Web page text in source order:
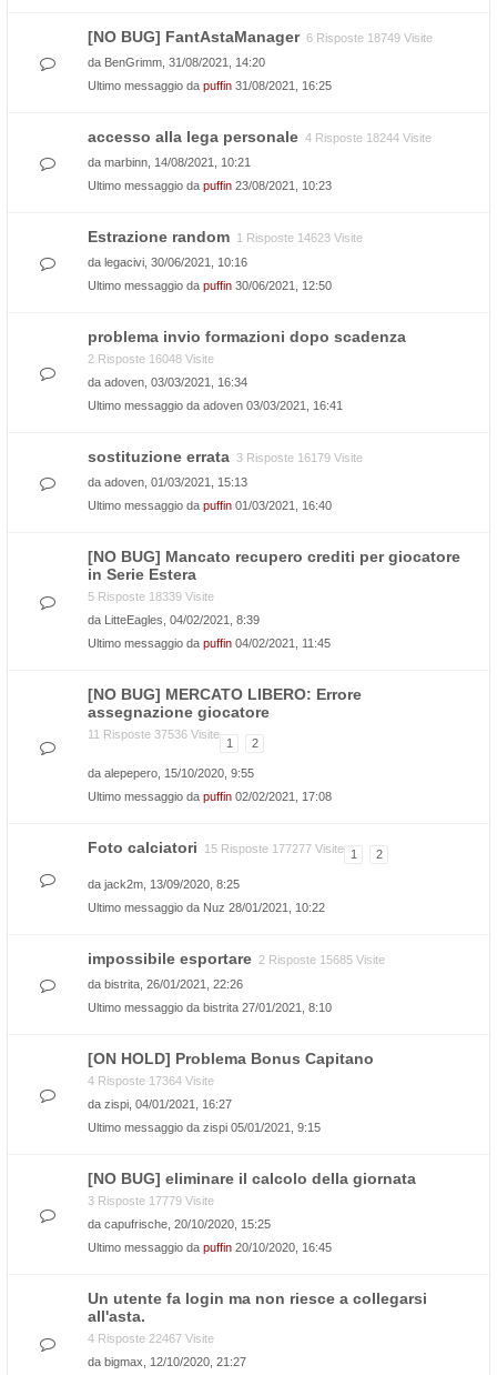
[NO BUG] FantAstaManager 6 Risposte 18749 Visite
da BenGrimm , 31/08/2021, 14:20
Ultimo messaggio da puffin 31/08/2021, 16:25
accesso alla lega personale 4 Risposte 18244 Visite
da marbinn , 14/08/2021, 10:21
Ultimo messaggio da puffin 23/08/2021, 10:23
Estrazione random 1 Risposte 14623 Visite
da legacivi , 30/06/2021, 10:16
Ultimo messaggio da puffin 30/06/2021, 12:50
problema invio formazioni dopo scadenza
2 Risposte 16048 Visite
da adoven , 03/03/2021, 16:34
Ultimo messaggio da adoven 03/03/2021, 16:41
sostituzione errata 3 Risposte 16179 Visite
da adoven , 01/03/2021, 15:13
Ultimo messaggio da puffin 01/03/2021, 16:40
[NO BUG] Mancato recupero crediti per giocatore
in Serie Estera
5 Risposte 18339 Visite
da LitteEagles , 04/02/2021, 8:39
Ultimo messaggio da puffin 04/02/2021, 11:45
[NO BUG] MERCATO LIBERO: Errore
assegnazione giocatore
11 Risposte 37536 Visite
1 2
da alepepero , 15/10/2020, 9:55
Ultimo messaggio da puffin 02/02/2021, 17:08
Foto calciatori 15 Risposte 177277 Visite 1 2
da jack2m , 13/09/2020, 8:25
Ultimo messaggio da Nuz 28/01/2021, 10:22
impossibile esportare 2 Risposte 15685 Visite
da bistrita , 26/01/2021, 22:26
Ultimo messaggio da bistrita 27/01/2021, 8:10
[ON HOLD] Problema Bonus Capitano
4 Risposte 17364 Visite
da zispi , 04/01/2021, 16:27
Ultimo messaggio da zispi 05/01/2021, 9:15
[NO BUG] eliminare il calcolo della giornata
3 Risposte 17779 Visite
da capufrische , 20/10/2020, 15:25
Ultimo messaggio da puffin 20/10/2020, 16:45
Un utente fa login ma non riesce a collegarsi
all'asta.
4 Risposte 22467 Visite
da bigmax , 12/10/2020, 21:27